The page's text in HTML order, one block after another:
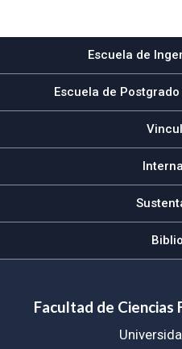
Escuela de
Escuela de
Facultad de Ciencias